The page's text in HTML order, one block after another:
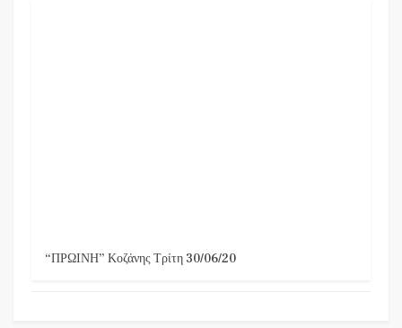
“ΠΡΩΙΝΗ” Κοζάνης Τρίτη 30/06/20